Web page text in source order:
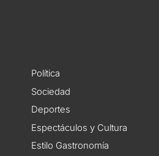
Política
Sociedad
Deportes
Espectáculos y Cultura
Estilo Gastronomía